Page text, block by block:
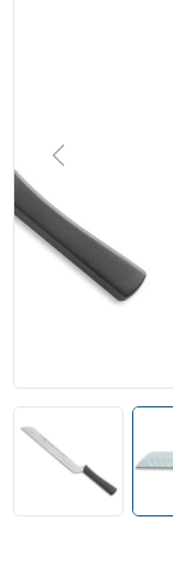
Previous